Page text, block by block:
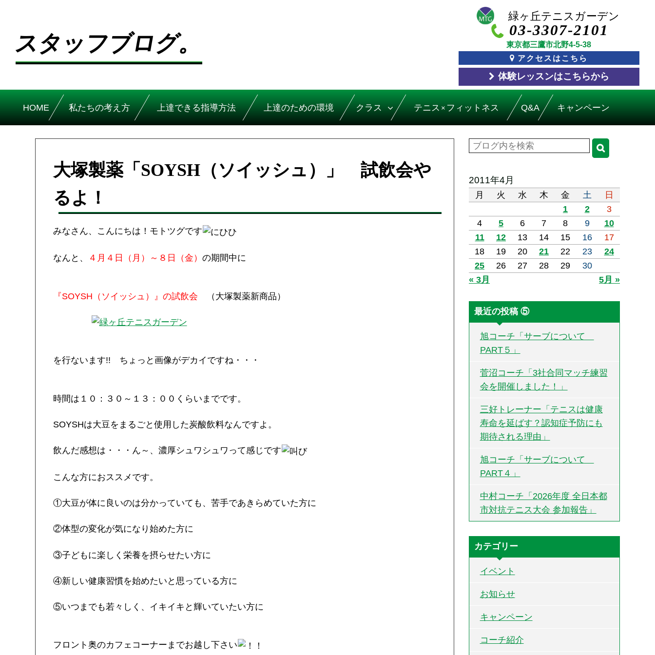
スタッフブログ。
03-3307-2101
東京都三鷹市北野4-5-38
アクセスはこちら
体験レッスンはこちらから
HOME 私たちの考え方 上達できる指導方法 上達のための環境 クラス テニス × フィットネス Q&A キャンペーン
大塚製薬「SOYSH（ソイッシュ）」 試飲会や
るよ！
みなさん、こんにちは！モトツグです
なんと、 ４月４日（月）～８日（金） の期間中に
『SOYSH（ソイッシュ）』の試飲会 （大塚製薬新商品）
を行ないます!! ちょっと画像がデカイですね・・・
時間は１０：３０～１３：００くらいまでです。
SOYSHは大豆をまるごと使用した炭酸飲料なんですよ。
飲んだ感想は・・・ん～、濃厚シュワシュワって感じです
こんな方におススメです。
①大豆が体に良いのは分かっていても、苦手であきらめていた方に
②体型の変化が気になり始めた方に
③子どもに楽しく栄養を摂らせたい方に
④新しい健康習慣を始めたいと思っている方に
⑤いつまでも若々しく、イキイキと輝いていたい方に
フロント奥のカフェコーナーまでお越し下さい
2011年4月
月 火 水 木 金 土
日
1
2
3
4
5 6 7 8 9
10
11
12 13 14 15 16
17
18
19 20 21 22 23
24
25
26 27 28 29
30
« 3月
5月 »
最近の投稿 ⑤
旭コーチ「サーブについて
PART５」
菅沼コーチ「3社合同マッチ練習
会を開催しました！」
三好トレーナー「テニスは健康
寿命を延ばす？認知症予防にも
期待される理由」
旭コーチ「サーブについて
PART４」
中村コーチ「2026年度 全日本都
市対抗テニス大会 参加報告」
カテゴリー
イベント
お知らせ
キャンペーン
コーチ紹介